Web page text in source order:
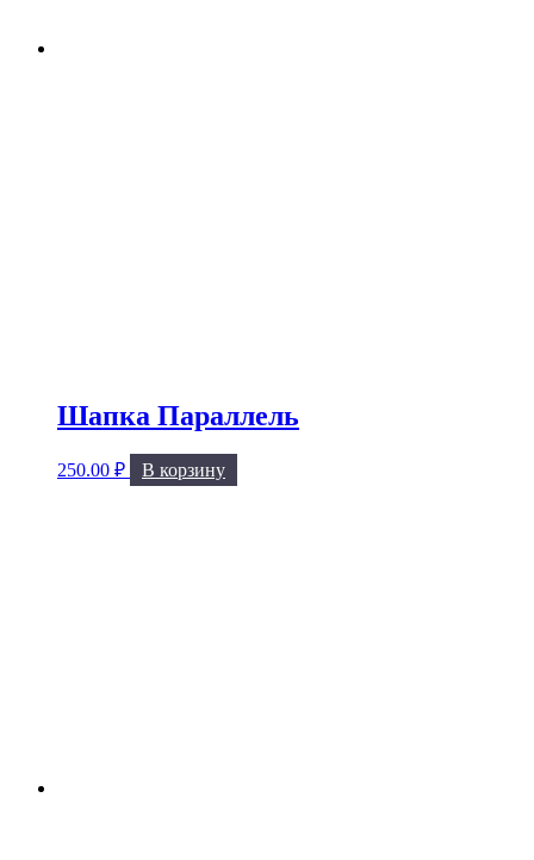
Шапка Параллель
250.00 ₽ В корзину